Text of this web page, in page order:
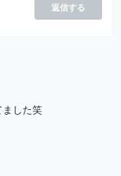
返信する
ました笑